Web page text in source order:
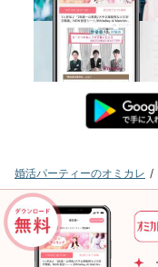
婚活パーティーのオミカレ